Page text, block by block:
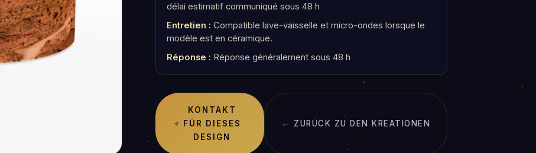
délai estimatif communiqué sous 48 h
Entretien : Compatible lave-vaisselle et micro-ondes lorsque le
modèle est en céramique.
Réponse : Réponse généralement sous 48 h
KONTAKT
FÜR DIESES
DESIGN
← ZURÜCK ZU DEN KREATIONEN